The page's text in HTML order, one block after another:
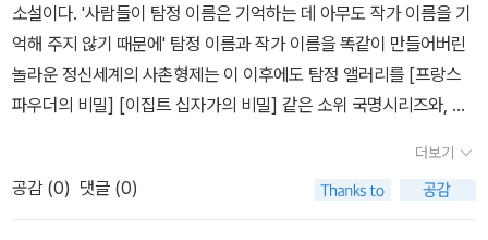
의 충고대로 마이클스의 필적을 흉내내어 범인에게 협박성의 편지를
쓴다.제21장 퀸 총경 충돌 : 퀸 경감이 범인을 체포한다제22장 최후
의 말 - 설명 처음 책을 읽을 때는 목차를 보고는 도저히 뭔 소리인지
알 수 조차 없었는데... 책을 읽는 도중에 아, 이 목차대로 확인해 보면
h Saga 게임에 빠져 있어서... 책에 몰입이 쉽지 않은 탓인지... 사건
이해도 힘들고... 진범찾기는 요원한 이야기인 듯하다...5장과 19장에
'신문한다'라고 되어 있는데... 심문이 맞는 것 아닐까? 생각했는데...
소설이다. '사람들이 탐정 이름은 기억하는 데 아무도 작가 이름을 기
억해 주지 않기 때문에' 탐정 이름과 작가 이름을 똑같이 만들어버린
놀라운 정신세계의 사촌형제는 이 이후에도 탐정 앨러리를 [프랑스
파우더의 비밀] [이집트 십자가의 비밀] 같은 소위 국명시리즈와, 잠
고 그 외에도 버나비 로스라는 필명으로 발표한 탐정 드루리 레인 시
리즈가 있는데 그 중 한권이 그 유명한 'y의 비극'이다.이 독특한 사촌
형제는 고전추리소설(만약 그 표현이 허용된다면) 중에서도 특히 게
더보기
공감 (0) 댓글 (0)